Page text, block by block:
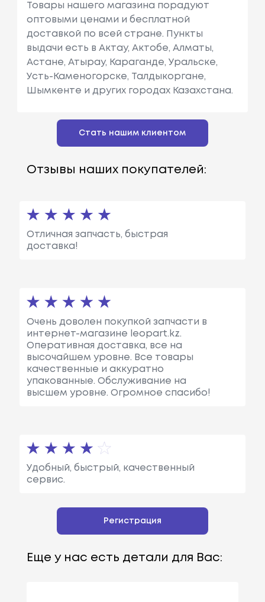
Товары нашего магазина порадуют
оптовыми ценами и бесплатной
доставкой по всей стране. Пункты
выдачи есть в Актау, Актобе, Алматы,
Астане, Атырау, Караганде, Уральске,
Усть-Каменогорске, Талдыкоргане,
Шымкенте и других городах Казахстана.
Стать нашим клиентом
Отзывы наших покупателей:
Отличная запчасть, быстрая
доставка!
Очень доволен покупкой запчасти в
интернет-магазине leopart.kz.
Оперативная доставка, все на
высочайшем уровне. Все товары
качественные и аккуратно
упакованные. Обслуживание на
высшем уровне. Огромное спасибо!
Удобный, быстрый, качественный
сервис.
Регистрация
Еще у нас есть детали для Вас: